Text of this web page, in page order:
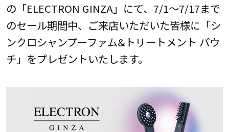
の「ELECTRON GINZA」にて、7/1～7/17まで
のセール期間中、ご来店いただいた皆様に「シ
ンクロシャンプーファム&トリートメント パウ
チ」をプレゼントいたします。